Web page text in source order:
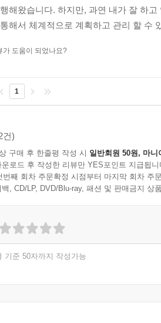
해왔습니다. 하지만, 과연 내가 잘 하
해서 체계적으로 계획하고 관리 할 수
가 도움이 되었나요?
1
건)
구매 후 한줄평 작성 시 일반회원 50원, 마니
로드 후 작성한 리뷰만 YES포인트 지급됩니
번째 회차 주문확정 시점부터 마지막 회차 주
, CD/LP, DVD/Blu-ray, 패션 및 판매금지 상
기준 50자까지 작성가능